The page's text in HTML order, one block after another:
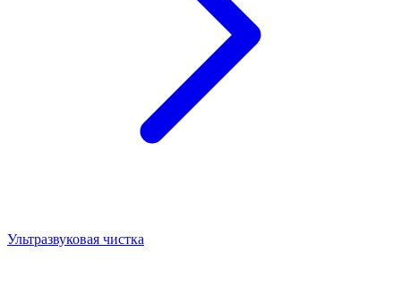
Ультразвуковая чистка